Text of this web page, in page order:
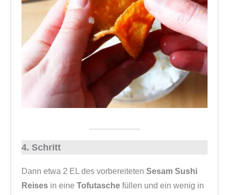
4. Schritt
Dann etwa 2 EL des vorbereiteten Sesam Sushi
Reises in eine Tofutasche füllen und ein wenig in